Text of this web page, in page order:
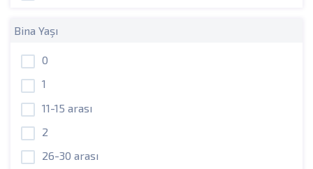
Bina Yaşı
0
1
11-15 arası
2
26-30 arası